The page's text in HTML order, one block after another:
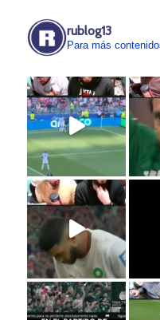
rublog13
Para más